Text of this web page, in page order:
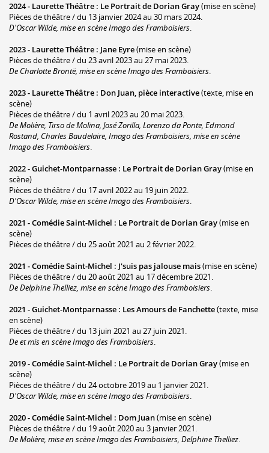
2024 - Laurette Théâtre : Le Portrait de Dorian Gray(mise en scène)
Pièces de théâtre / du 13 janvier 2024 au 30 mars 2024.
D'Oscar Wilde, mise en scène Imago des Framboisiers.
2023 - Laurette Théâtre : Jane Eyre(mise en scène)
Pièces de théâtre / du 23 avril 2023 au 27 mai 2023.
De Charlotte Brontë, mise en scène Imago des Framboisiers.
2023 - Laurette Théâtre : Don Juan, pièce interactive(texte, mise en
scène)
Pièces de théâtre / du 1 avril 2023 au 20 mai 2023.
De Molière, Tirso de Molina, José Zorilla, Lorenzo da Ponte, Edmond
Rostand, Charles Baudelaire, Imago des Framboisiers, mise en scène
Imago des Framboisiers.
2022 -Guichet-Montparnasse : Le Portrait de Dorian Gray(mise en
scène)
Pièces de théâtre / du 17 avril 2022 au 19 juin 2022.
D'Oscar Wilde, mise en scène Imago des Framboisiers.
2021 -Comédie Saint-Michel : Le Portrait de Dorian Gray(mise en
scène)
Pièces de théâtre / du 25 août 2021 au 2 février 2022.
2021 -Comédie Saint-Michel : J'suis pas jalouse mais(mise en scène)
Pièces de théâtre / du 20 août 2021 au 17 décembre 2021.
De Delphine Thelliez, mise en scène Imago des Framboisiers.
2021 -Guichet-Montparnasse : Les Amours de Fanchette(texte, mise
en scène)
Pièces de théâtre / du 13 juin 2021 au 27 juin 2021.
De et mis en scène Imago des Framboisiers.
2019 -Comédie Saint-Michel : Le Portrait de Dorian Gray(mise en
scène)
Pièces de théâtre / du 24 octobre 2019 au 1 janvier 2021.
D'Oscar Wilde, mise en scène Imago des Framboisiers.
2020 -Comédie Saint-Michel : Dom Juan(mise en scène)
Pièces de théâtre / du 19 août 2020 au 3 janvier 2021.
De Molière, mise en scène Imago des Framboisiers, Delphine Thelliez.